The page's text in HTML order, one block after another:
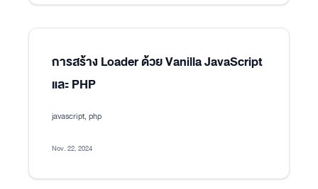
การสร้าง Loader ด้วย Vanilla JavaScript
และ PHP
javascript, php
Nov. 22, 2024